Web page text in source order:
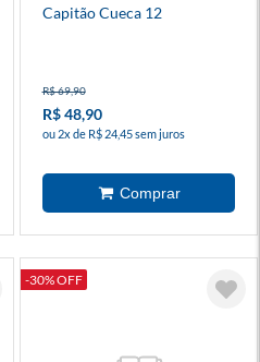
Capitão Cueca 12
R$ 69,90
R$ 48,90
ou 2x de R$ 24,45 sem juros
-30% OFF